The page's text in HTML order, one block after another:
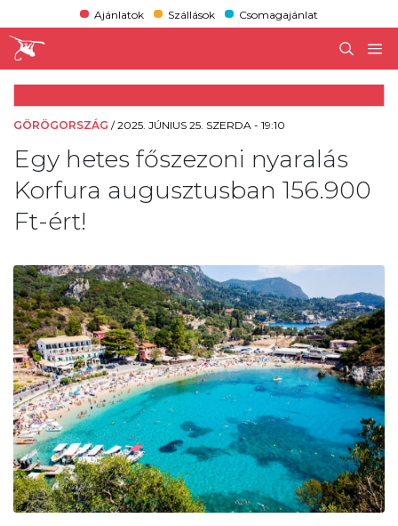
Ajánlatok Szállások Csomagajánlat
GÖRÖGORSZÁG /2025. JÚNIUS 25. SZERDA - 19:10
Egy hetes főszezoni nyaralás
Korfura augusztusban 156.900
Ft-ért!